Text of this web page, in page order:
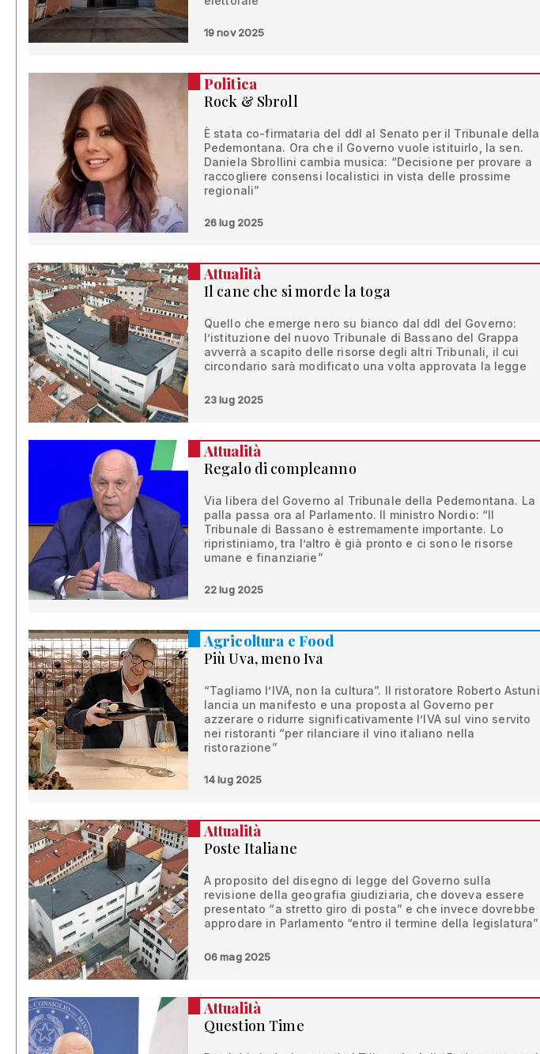
19 nov 2025
Politica
Rock & Sbroll
È stata co-firmataria del ddl al Senato per il Tribunale della
Pedemontana. Ora che il Governo vuole istituirlo, la sen.
Daniela Sbrollini cambia musica: “Decisione per provare a
raccogliere consensi localistici in vista delle prossime
regionali”
26 lug 2025
Attualità
Il cane che si morde la toga
Quello che emerge nero su bianco dal ddl del Governo:
l’istituzione del nuovo Tribunale di Bassano del Grappa
avverrà a scapito delle risorse degli altri Tribunali, il cui
circondario sarà modificato una volta approvata la legge
23 lug 2025
Attualità
Regalo di compleanno
Via libera del Governo al Tribunale della Pedemontana. La
palla passa ora al Parlamento. Il ministro Nordio: “Il
Tribunale di Bassano è estremamente importante. Lo
ripristiniamo, tra l’altro è già pronto e ci sono le risorse
umane e finanziarie”
22 lug 2025
Agricoltura e Food
Più Uva, meno Iva
“Tagliamo l’IVA, non la cultura”. Il ristoratore Roberto Astuni
lancia un manifesto e una proposta al Governo per
azzerare o ridurre significativamente l’IVA sul vino servito
nei ristoranti “per rilanciare il vino italiano nella
ristorazione”
14 lug 2025
Attualità
Poste Italiane
A proposito del disegno di legge del Governo sulla
revisione della geografia giudiziaria, che doveva essere
presentato “a stretto giro di posta” e che invece dovrebbe
approdare in Parlamento “entro il termine della legislatura”
06 mag 2025
Attualità
Question Time